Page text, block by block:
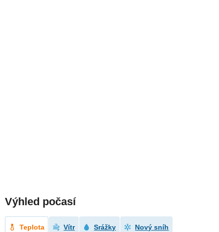
Výhled počasí
Teplota Vítr Srážky Nový sníh